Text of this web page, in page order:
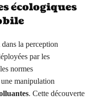
écologiques
la perception
par les
normes
manipulation
. Cette découverte